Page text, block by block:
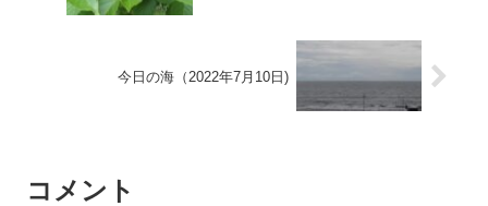
今日の海（2022年7月10日)
コメント